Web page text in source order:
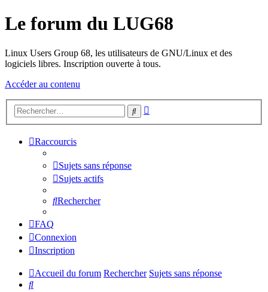
Le forum du LUG68
Linux Users Group 68, les utilisateurs de GNU/Linux et des
logiciels libres. Inscription ouverte à tous.
Accéder au contenu
Rechercher
Raccourcis
Sujets sans réponse
Sujets actifs
Rechercher
FAQ
Connexion
Inscription
Accueil du forum Rechercher Sujets sans réponse
Rechercher